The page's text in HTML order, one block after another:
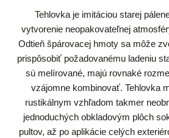
Tehlovka je imitáciou starej
vytvorenie neopakovateľnej
Odtieň špárovacej hmoty sa môže
prispôsobiť požadovanému ladeniu
sú melírované, majú rovnaké
vzájomne kombinovať. Tehlovka
rustikálnym vzhľadom takmer
jednoduchých obkladovým plôch
pultov, až po aplikácie celých